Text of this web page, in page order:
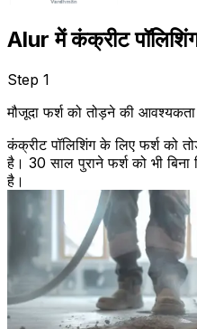
Alur में कंक्रीट
Step 1
मौजूदा फर्श को तोड़ने की आवश्यकता
कंक्रीट पॉलिशिंग के लिए फर्श को
है। 30 साल पुराने फर्श को भी
है।